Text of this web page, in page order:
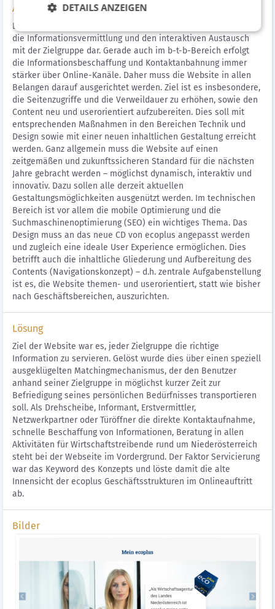
Aufgabenstellung
Die Website www.ecoplus.at stellt eine zentrale Plattform für
die Informationsvermittlung und den interaktiven Austausch
mit der Zielgruppe dar. Gerade auch im b-t-b-Bereich erfolgt
die Informationsbeschaffung und Kontaktanbahnung immer
stärker über Online-Kanäle. Daher muss die Website in allen
Belangen darauf ausgerichtet werden. Ziel ist es insbesondere,
die Seitenzugriffe und die Verweildauer zu erhöhen, sowie den
Content neu und userorientiert aufzubereiten. Dies soll mit
entsprechenden Maßnahmen in den Bereichen Technik und
Design sowie mit einer neuen inhaltlichen Gestaltung erreicht
werden. Ganz allgemein muss die Website auf einen
zeitgemäßen und zukunftssicheren Standard für die nächsten
Jahre gebracht werden – möglichst dynamisch, interaktiv und
innovativ. Dazu sollen alle derzeit aktuellen
Gestaltungsmöglichkeiten ausgenützt werden. Im technischen
Bereich ist vor allem die mobile Optimierung und die
Suchmaschinenoptimierung (SEO) ein wichtiges Thema. Das
Design muss an das neue CD von ecoplus angepasst werden
und zugleich eine ideale User Experience ermöglichen. Dies
betrifft auch die inhaltliche Gliederung und Aufbereitung des
Contents (Navigationskonzept) – d.h. zentrale Aufgabenstellung
ist es, die Website themen- und userorientiert, statt wie bisher
nach Geschäftsbereichen, auszurichten.
Lösung
Ziel der Website war es, jeder Zielgruppe die richtige
Information zu servieren. Gelöst wurde dies über einen speziell
ausgeklügelten Matchingmechanismus, der den Benutzer
anhand seiner Zielgruppe in möglichst kurzer Zeit zur
Befriedigung seines persönlichen Bedürfnisses transportieren
soll. Als Drehscheibe, Informant, Erstvermittler,
Netzwerkpartner oder Türöffner die direkte Kontaktaufnahme,
schnelle Beschaffung von Informationen, Beratung in allen
Aktivitäten für Wirtschaftstreibende rund um Niederösterreich
steht bei der Webseite im Vordergrund. Der Faktor Servicierung
war das Keyword des Konzepts und löste damit die alte
Innensicht der ecoplus Geschäftsstrukturen im Onlineauftritt
ab.
Bilder
DETAILS ANZEIGEN